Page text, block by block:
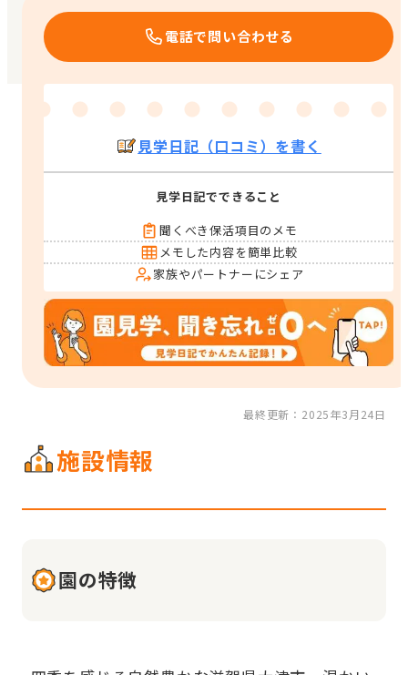
電話で問い合わせる
見学日記（口コミ）を書く
見学日記でできること
聞くべき保活項目のメモ
メモした内容を簡単比較
家族やパートナーにシェア
最終更新：2025年3月24日
施設情報
園の特徴